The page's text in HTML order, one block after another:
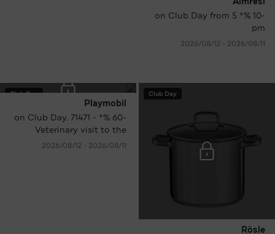
-10 %* on Club Day from 5
pm
11‏/08‏/2026 - 12‏/08‏/2026
Club Day
Rösle
Club Day
Playmobil
-60 %* on Club Day. 71471 -
Veterinary visit to the
donkeys only € 8.00
11‏/08‏/2026 - 12‏/08‏/2026